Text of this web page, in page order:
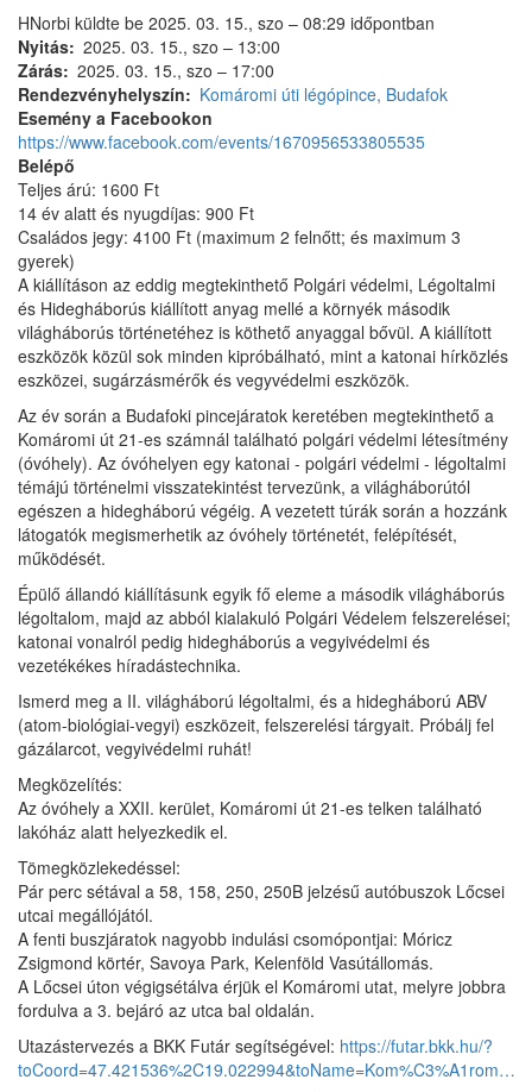
HNorbi küldte be 2025. 03. 15., szo – 08:29 időpontban
Nyitás 2025. 03. 15., szo – 13:00
Zárás 2025. 03. 15., szo – 17:00
Rendezvényhelyszín
Komáromi úti légópince, Budafok
Esemény a Facebookon
https://www.facebook.com/events/1670956533805535
Belépő
Teljes árú: 1600 Ft
14 év alatt és nyugdíjas: 900 Ft
Családos jegy: 4100 Ft (maximum 2 felnőtt; és maximum 3
gyerek)
A kiállításon az eddig megtekinthető Polgári védelmi, Légoltalmi
és Hidegháborús kiállított anyag mellé a környék második
világháborús történetéhez is köthető anyaggal bővül. A kiállított
eszközök közül sok minden kipróbálható, mint a katonai hírközlés
eszközei, sugárzásmérők és vegyvédelmi eszközök.
Az év során a Budafoki pincejáratok keretében megtekinthető a
Komáromi út 21-es számnál található polgári védelmi létesítmény
(óvóhely). Az óvóhelyen egy katonai - polgári védelmi - légoltalmi
témájú történelmi visszatekintést tervezünk, a világháborútól
egészen a hidegháború végéig. A vezetett túrák során a hozzánk
látogatók megismerhetik az óvóhely történetét, felépítését,
működését.
Épülő állandó kiállításunk egyik fő eleme a második világháborús
légoltalom, majd az abból kialakuló Polgári Védelem felszerelései;
katonai vonalról pedig hidegháborús a vegyivédelmi és
vezetékékes híradástechnika.
Ismerd meg a II. világháború légoltalmi, és a hidegháború ABV
(atom-biológiai-vegyi) eszközeit, felszerelési tárgyait. Próbálj fel
gázálarcot, vegyivédelmi ruhát!
Megközelítés:
Az óvóhely a XXII. kerület, Komáromi út 21-es telken található
lakóház alatt helyezkedik el.
Tömegközlekedéssel:
Pár perc sétával a 58, 158, 250, 250B jelzésű autóbuszok Lőcsei
utcai megállójától.
A fenti buszjáratok nagyobb indulási csomópontjai: Móricz
Zsigmond körtér, Savoya Park, Kelenföld Vasútállomás.
A Lőcsei úton végigsétálva érjük el Komáromi utat, melyre jobbra
fordulva a 3. bejáró az utca bal oldalán.
Utazástervezés a BKK Futár segítségével: https://futar.bkk.hu/?
toCoord=47.421536%2C19.022994&toName=Kom%C3%A1rom…